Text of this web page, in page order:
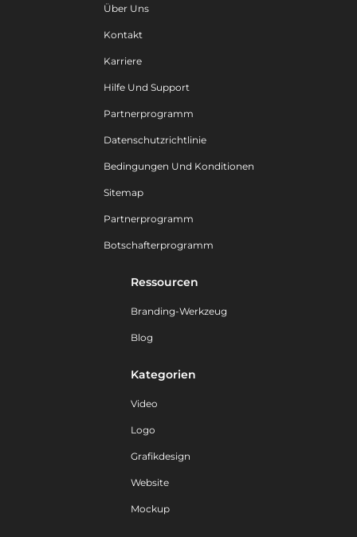
Über Uns
Kontakt
Karriere
Hilfe Und Support
Partnerprogramm
Datenschutzrichtlinie
Bedingungen Und Konditionen
Sitemap
Partnerprogramm
Botschafterprogramm
Ressourcen
Branding-Werkzeug
Blog
Kategorien
Video
Logo
Grafikdesign
Website
Mockup